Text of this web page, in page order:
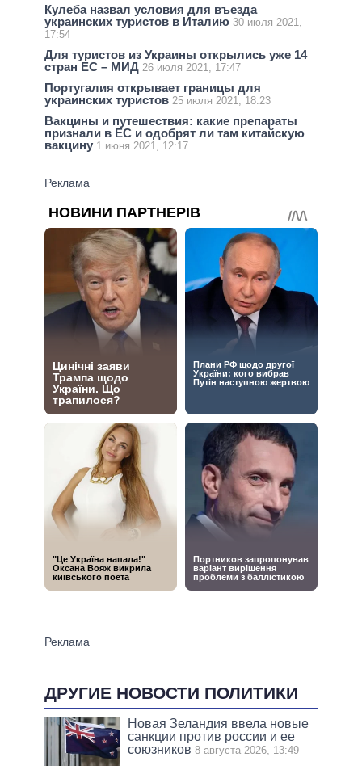
Кулеба назвал условия для въезда
украинских туристов в Италию 30 июля 2021,
17:54
Для туристов из Украины открылись уже 14
стран ЕС – МИД 26 июля 2021, 17:47
Португалия открывает границы для
украинских туристов 25 июля 2021, 18:23
Вакцины и путешествия: какие препараты
признали в ЕС и одобрят ли там китайскую
вакцину 1 июня 2021, 12:17
ДРУГИЕ НОВОСТИ ПОЛИТИКИ
Новая Зеландия ввела новые
санкции против россии и ее
союзников 8 августа 2026, 13:49